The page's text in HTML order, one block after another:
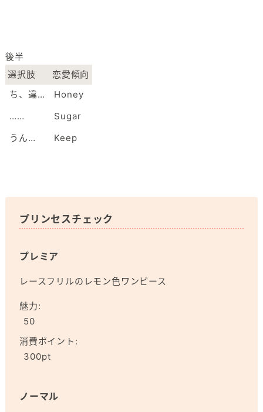
選択肢
恋愛傾向
ち、違…
Honey
……
Sugar
うん…
Keep
後半
プリンセスチェック
プレミア
レースフリルのレモン色ワンピース
魅力:
50
消費ポイント:
300pt
ノーマル